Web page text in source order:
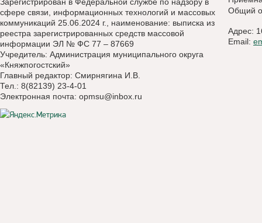
сфере связи, информационных технологий и массовых
коммуникаций 25.06.2024 г., наименование: выписка из
реестра зарегистрированных средств массовой
информации ЭЛ № ФС 77 – 87669
Учредитель: Администрация муниципального округа
«Княжпогостский»
Главный редактор: Смирнягина И.В.
Тел.: 8(82139) 23-4-01
Электронная почта: opmsu@inbox.ru
Общий
Адрес:
Email: